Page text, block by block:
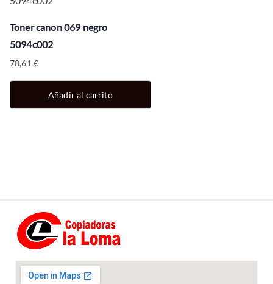
Toner canon 069 negro
5094c002
70,61 €
Añadir al carrito